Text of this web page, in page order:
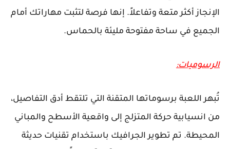
الإنجاز أكثر متعة وتفاعلاً. إنها فرصة لتثبت مهاراتك أمام
الجميع في ساحة مفتوحة مليئة بالحماس.
الرسوميات:
تُبهر اللعبة برسوماتها المتقنة التي تلتقط أدق التفاصيل،
من انسيابية حركة المتزلج إلى واقعية الأسطح والمباني
المحيطة. تم تطوير الجرافيك باستخدام تقنيات حديثة